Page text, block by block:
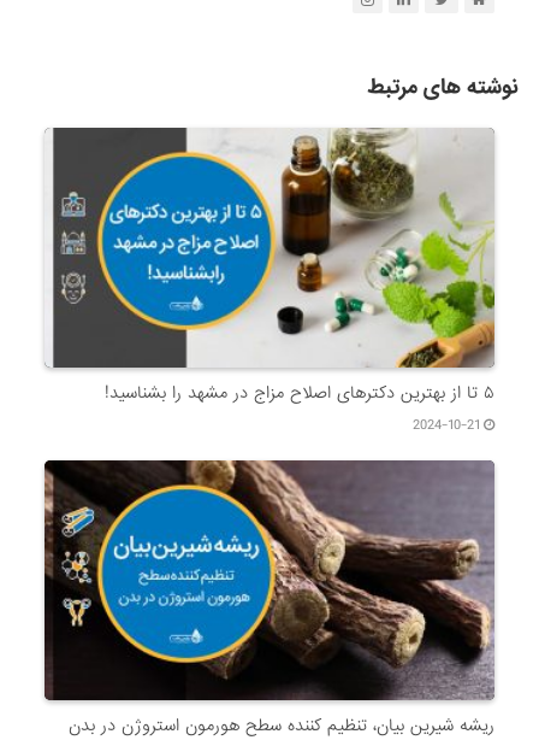
نوشته های مرتبط
۵ تا از بهترین دکتر‌های اصلاح مزاج در مشهد را بشناسید!
2024-10-21
ریشه شیرین بیان، تنظیم کننده سطح هورمون استروژن در بدن